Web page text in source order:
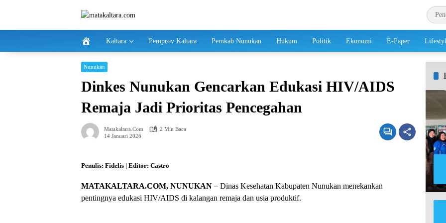
Kaltara Pemprov Kaltara Pemkab Nunukan Hukum Politik Ekonomi E-Paper
Nunukan
Dinkes Nunukan Gencarkan Edukasi HIV/AIDS
Remaja Jadi Prioritas Pencegahan
Matakaltara.com
2 Min Baca
14 Januari 2026
Penulis: Fidelis | Editor: Castro
MATAKALTARA.COM, NUNUKAN – Dinas Kesehatan Kabupaten Nunukan menekankan
pentingnya edukasi HIV/AIDS di kalangan remaja dan usia produktif.